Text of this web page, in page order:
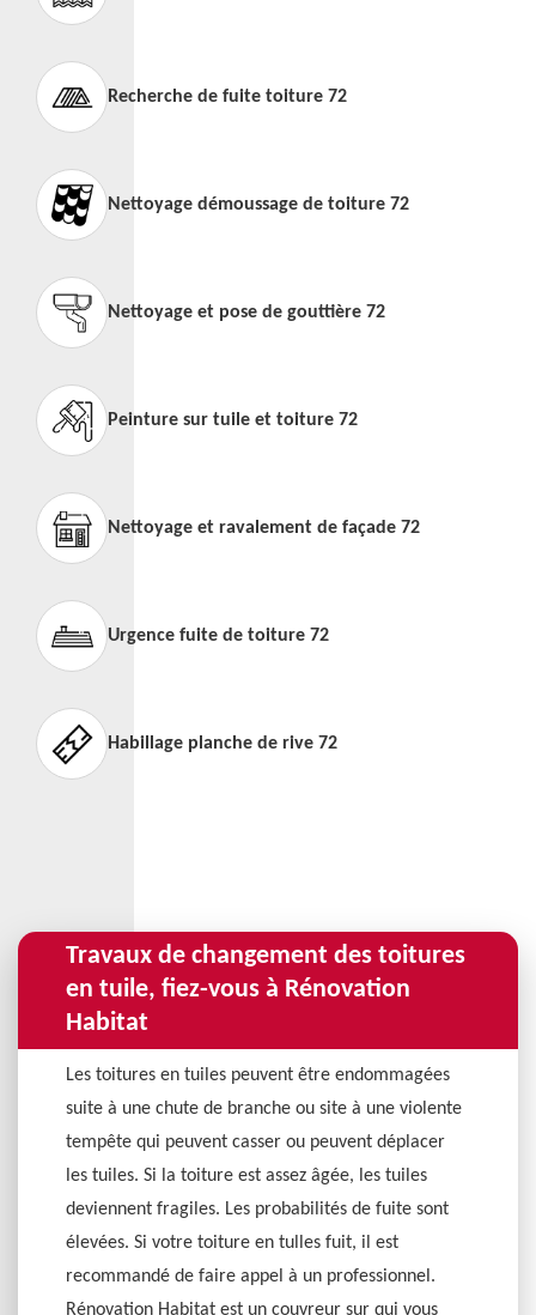
Recherche de fuite toiture 72
Nettoyage démoussage de toiture 72
Nettoyage et pose de gouttière 72
Peinture sur tuile et toiture 72
Nettoyage et ravalement de façade 72
Urgence fuite de toiture 72
Habillage planche de rive 72
Travaux de changement des toitures
en tuile, fiez-vous à Rénovation
Habitat
Les toitures en tuiles peuvent être endommagées
suite à une chute de branche ou site à une violente
tempête qui peuvent casser ou peuvent déplacer
les tuiles. Si la toiture est assez âgée, les tuiles
deviennent fragiles. Les probabilités de fuite sont
élevées. Si votre toiture en tulles fuit, il est
recommandé de faire appel à un professionnel.
Rénovation Habitat est un couvreur sur qui vous